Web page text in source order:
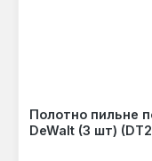
Полотно пильне
DeWalt (3 шт)